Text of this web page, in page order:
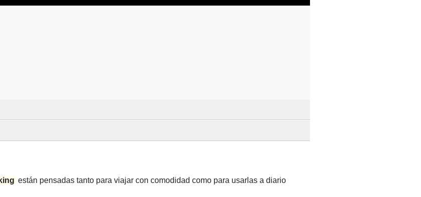
DE RECOGIDA Y ENTREGA DE BICICLETAS
nos pondremos en contacto contigo para confirmar disponibilidad y precio.
EQUIPADAS CON:
kit de reparación de pinchazos y desmontables
están pensadas tanto para viajar con comodidad como para usarlas a diario